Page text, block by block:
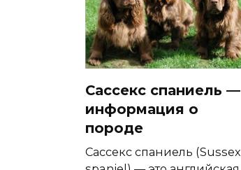
Сассекс спаниель —
информация о
породе
Сассекс спаниель (Sussex